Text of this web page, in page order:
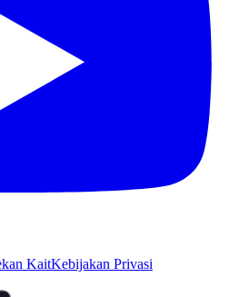
KaitKebijakan Privasi